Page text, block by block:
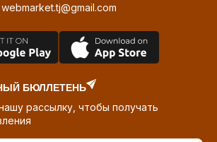
webmarket.tj@gmail.com
БЮЛЛЕТЕНЬ
рассылку, чтобы получать